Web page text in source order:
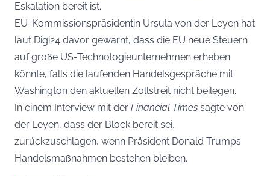
Eskalation bereit ist.
EU-Kommissionspräsidentin Ursula von der Leyen hat
laut Digi24 davor gewarnt, dass die EU neue Steuern
auf große US-Technologieunternehmen erheben
könnte, falls die laufenden Handelsgespräche mit
Washington den aktuellen Zollstreit nicht beilegen.
In einem Interview mit der Financial Times sagte von
der Leyen, dass der Block bereit sei,
zurückzuschlagen, wenn Präsident Donald Trumps
Handelsmaßnahmen bestehen bleiben.